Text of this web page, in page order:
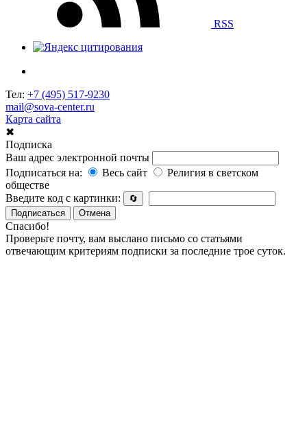
RSS
Тел: +7 (495) 517-9230
mail@sova-center.ru
Карта сайта
✖
Подписка
Ваш адрес электронной почты
Подписаться на:
Весь сайт
Религия в светском
обществе
Введите код с картинки:
🔄
Подписаться
Отмена
Спасибо!
Проверьте почту, вам выслано письмо со статьями
отвечающим критериям подписки за последние трое суток.